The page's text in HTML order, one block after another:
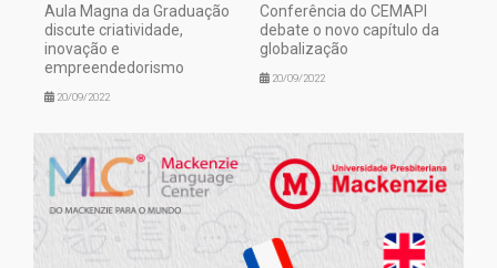
Aula Magna da Graduação
discute criatividade,
inovação e
empreendedorismo
20/09/2022
Conferência do CEMAPI
debate o novo capítulo da
globalização
20/09/2022